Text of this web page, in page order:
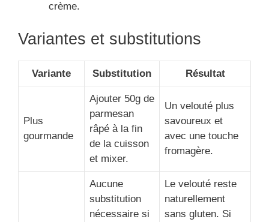
crème.
Variantes et substitutions
Variante Substitution Résultat
Plus
gourmande
Ajouter 50g de
parmesan
râpé à la fin
de la cuisson
et mixer.
Un velouté plus
savoureux et
avec une touche
fromagère.
Aucune
substitution
nécessaire si
Le velouté reste
naturellement
sans gluten. Si